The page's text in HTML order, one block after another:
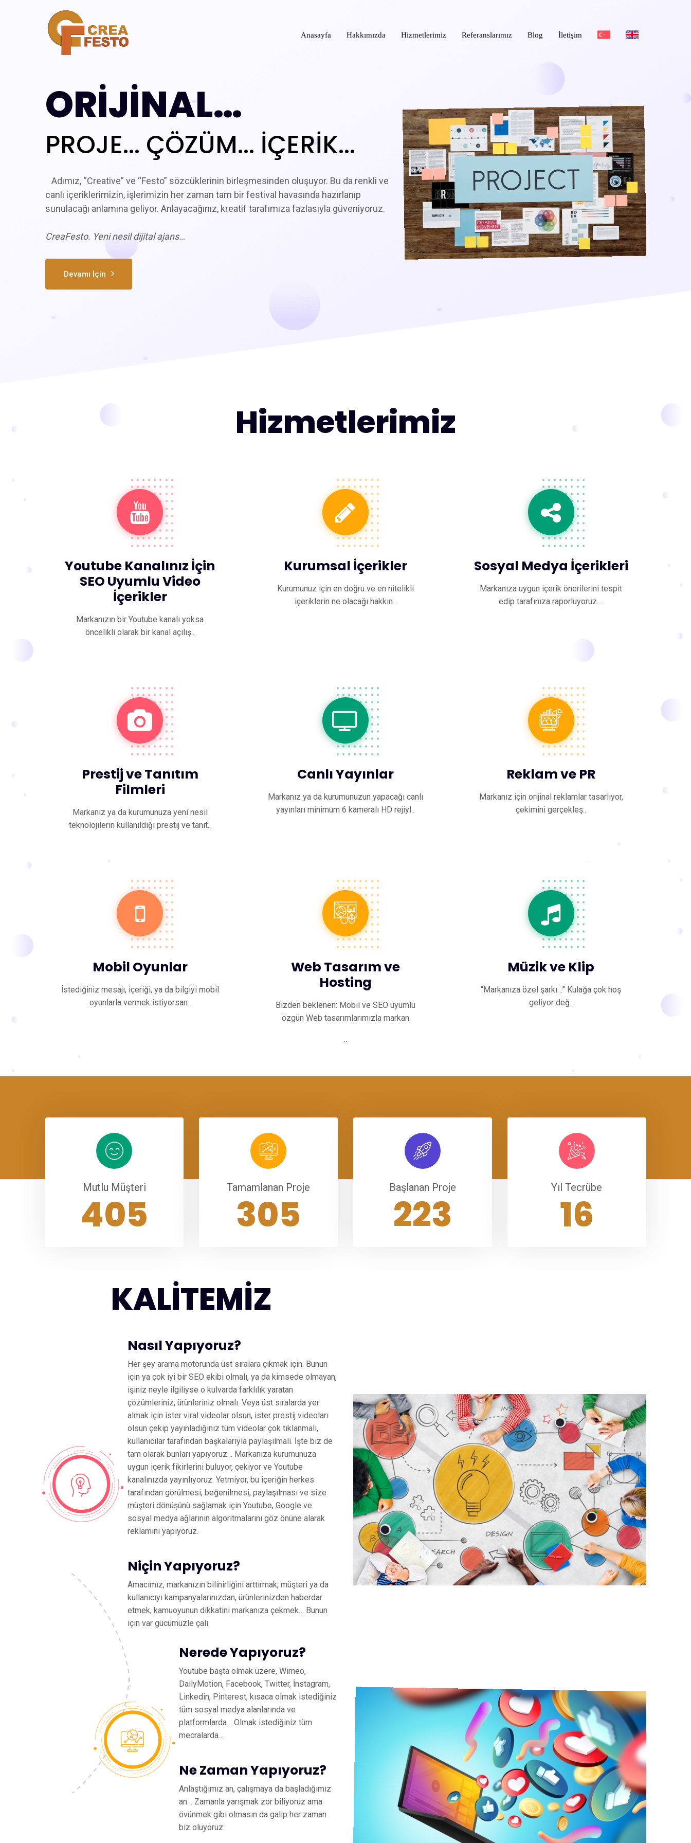
Anasayfa Hakkımızda Hizmetlerimiz Referanslarımız Blog İletişim
ORİJİNAL…
PROJE... ÇÖZÜM... İÇERİK...
Adımız, “Creative” ve “Festo” sözcüklerinin birleşmesinden oluşuyor. Bu da renkli ve
canlı içeriklerimizin, işlerimizin her zaman tam bir festival havasında hazırlanıp
sunulacağı anlamına geliyor. Anlayacağınız, kreatif tarafımıza fazlasıyla güveniyoruz.
CreaFesto. Yeni nesil dijital ajans…
Devamı İçin
Hizmetlerimiz
Youtube Kanalınız İçin
SEO Uyumlu Video
İçerikler
Markanızın bir Youtube kanalı yoksa
öncelikli olarak bir kanal açılış..
Kurumsal İçerikler
Kurumunuz için en doğru ve en nitelikli
içeriklerin ne olacağı hakkın..
Sosyal Medya İçerikleri
Markanıza uygun içerik önerilerini tespit
edip tarafınıza raporluyoruz. ..
Prestij ve Tanıtım
Filmleri
Markanız ya da kurumunuza yeni nesil
teknolojilerin kullanıldığı prestij ve tanıt..
Canlı Yayınlar
Markanız ya da kurumunuzun yapacağı canlı
yayınları minimum 6 kameralı HD rejiyl..
Reklam ve PR
Markanız için orijinal reklamlar tasarlıyor,
çekimini gerçekleş..
Mobil Oyunlar
İstediğiniz mesajı, içeriği, ya da bilgiyi mobil
oyunlarla vermek istiyorsan..
Web Tasarım ve
Hosting
Bizden beklenen: Mobil ve SEO uyumlu
özgün Web tasarımlarımızla markan
..
Müzik ve Klip
“Markanıza özel şarkı…” Kulağa çok hoş
geliyor değ..
Mutlu Müşteri
560
Tamamlanan Proje
420
Başlanan Proje
307
Yıl Tecrübe
22
KALİTEMİZ
Nasıl Yapıyoruz?
Her şey arama motorunda üst sıralara çıkmak için. Bunun
için ya çok iyi bir SEO ekibi olmalı, ya da kimsede olmayan,
işiniz neyle ilgiliyse o kulvarda farklılık yaratan
çözümleriniz, ürünleriniz olmalı. Veya üst sıralarda yer
almak için ister viral videolar olsun, ister prestij videoları
olsun çekip yayınladığınız tüm videolar çok tıklanmalı,
kullanıcılar tarafından başkalarıyla paylaşılmalı. İşte biz de
tam olarak bunları yapıyoruz… Markanıza kurumunuza
uygun içerik fikirlerini buluyor, çekiyor ve Youtube
kanalınızda yayınlıyoruz. Yetmiyor, bu içeriğin herkes
tarafından görülmesi, beğenilmesi, paylaşılması ve size
müşteri dönüşünü sağlamak için Youtube, Google ve
sosyal medya ağlarının algoritmalarını göz önüne alarak
reklamını yapıyoruz.
Niçin Yapıyoruz?
Amacımız, markanızın bilinirliğini arttırmak, müşteri ya da
kullanıcıyı kampanyalarınızdan, ürünlerinizden haberdar
etmek, kamuoyunun dikkatini markanıza çekmek… Bunun
için var gücümüzle çalı
Nerede Yapıyoruz?
Youtube başta olmak üzere, Wimeo,
DailyMotion, Facebook, Twitter, İnstagram,
Linkedin, Pinterest, kısaca olmak istediğiniz
tüm sosyal medya alanlarında ve
platformlarda… Olmak istediğiniz tüm
mecralarda…
Ne Zaman Yapıyoruz?
Anlaştığımız an, çalışmaya da başladığımız
an… Zamanla yarışmak zor biliyoruz ama
övünmek gibi olmasın da galip her zaman
biz oluyoruz.